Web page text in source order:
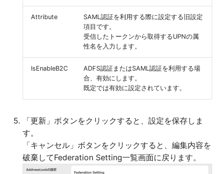
Attribute
SAML認証を利用する際に設定する旧設定
項目です。
受信したトークンから取得するUPNの属
性名を入力します。
IsEnableB2C
ADFS認証またはSAML認証を利用する場
合、有効にします。
既定では有効に設定されています。
「更新」ボタンをクリックすると、設定を保存しま
す。
「キャンセル」ボタンをクリックすると、編集内容を
破棄してFederation Setting一覧画面に戻ります。